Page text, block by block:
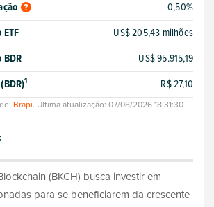
0,50%
US$ 205,43 milhões
US$ 95.915,19
1 R$ 27,10
Brapi. Última atualização: 07/08/2026 18:31:30
(BKCH) busca investir em
para se beneficiarem da crescente